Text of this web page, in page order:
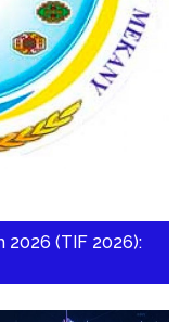
2026 (TIF 2026):